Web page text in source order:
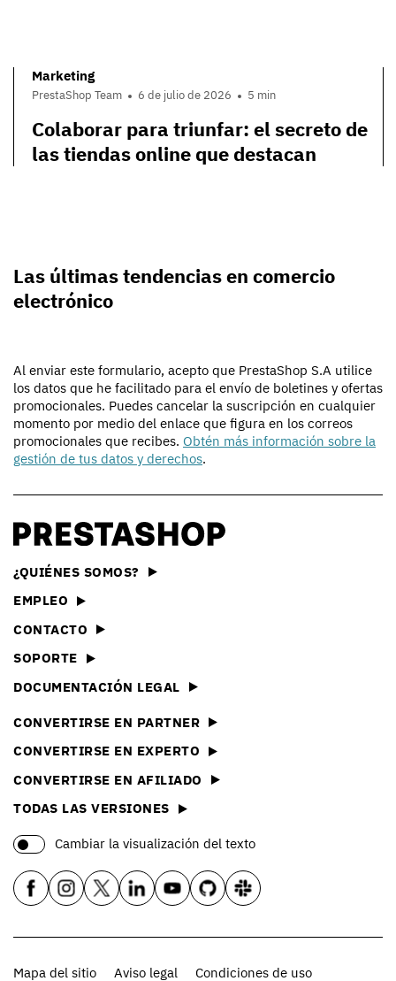
Marketing
PrestaShop Team 6 de julio de 2026 5 min
Colaborar para triunfar: el secreto de
las tiendas online que destacan
Las últimas tendencias en comercio
electrónico
Al enviar este formulario, acepto que PrestaShop S.A utilice
los datos que he facilitado para el envío de boletines y ofertas
promocionales. Puedes cancelar la suscripción en cualquier
momento por medio del enlace que figura en los correos
promocionales que recibes. Obtén más información sobre la
gestión de tus datos y derechos.
¿QUIÉNES SOMOS?
EMPLEO
CONTACTO
SOPORTE
DOCUMENTACIÓN LEGAL
CONVERTIRSE EN PARTNER
CONVERTIRSE EN EXPERTO
CONVERTIRSE EN AFILIADO
TODAS LAS VERSIONES
Cambiar la visualización del texto
Mapa del sitio Aviso legal Condiciones de uso